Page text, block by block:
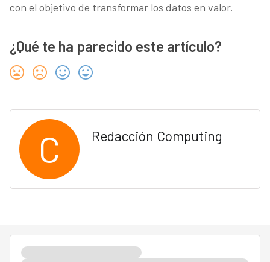
con el objetivo de transformar los datos en valor.
¿Qué te ha parecido este artículo?
C Redacción Computing